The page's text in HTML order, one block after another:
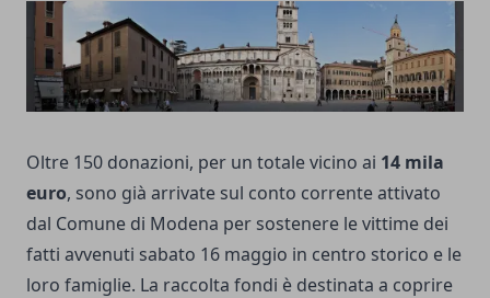
Oltre 150 donazioni, per un totale vicino ai 14 mila
euro, sono già arrivate sul conto corrente attivato
dal Comune di Modena per sostenere le vittime dei
fatti avvenuti sabato 16 maggio in centro storico e le
loro famiglie. La raccolta fondi è destinata a coprire